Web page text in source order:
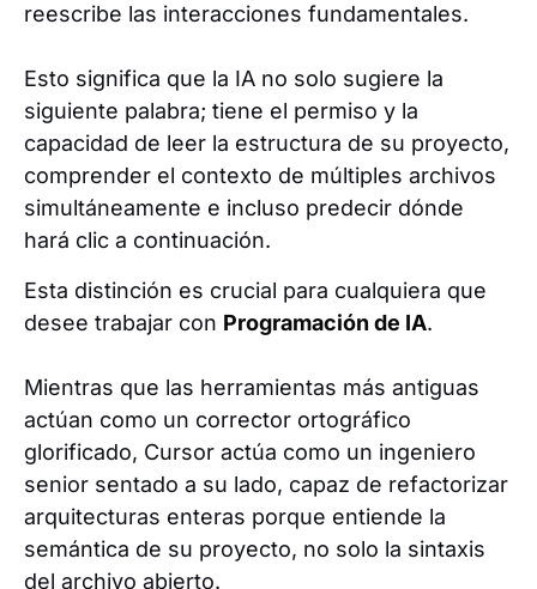
reescribe las interacciones fundamentales.
Esto significa que la IA no solo sugiere la
siguiente palabra; tiene el permiso y la
capacidad de leer la estructura de su proyecto,
comprender el contexto de múltiples archivos
simultáneamente e incluso predecir dónde
hará clic a continuación.
Esta distinción es crucial para cualquiera que
desee trabajar con Programación de IA.
Mientras que las herramientas más antiguas
actúan como un corrector ortográfico
glorificado, Cursor actúa como un ingeniero
senior sentado a su lado, capaz de refactorizar
arquitecturas enteras porque entiende la
semántica de su proyecto, no solo la sintaxis
del archivo abierto.